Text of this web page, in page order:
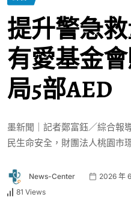
提升警急
有愛基金
局5部AED
墨新聞｜記者鄭富鈺／綜合報
民生命安全，財團法人桃園市
News-Center 2026 年
81 Views